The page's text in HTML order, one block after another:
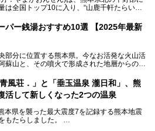
。併せて、その他イベントや立ち寄り湯も併
は全国トップ10に入り、“山鹿千軒たらいな
湯の良さにも定評があります。
の温泉ライターの私が実際に入浴した中か
3パターンに分類し、合計10施設を厳選して
湯めぐりの参考にして下さいね！
パー銭湯おすすめ10選 【2025年最新
部分に位置する熊本県。今なお活発な火山活
蘇山と、その噴火で形成された地層からの湧
、県内の至るところから温泉が湧いている温
す。山鹿温泉、玉名温泉、黒川温泉、人吉温
湯が豊富です。なかでも注目のスーパー銭湯
しました。
青風荘．」と「垂玉温泉 瀧日和」、熊
活して新しくなった2つの温泉
本県を襲った最大震度7を記録する熊本地震
もたらしました。